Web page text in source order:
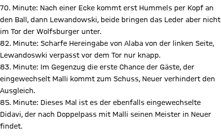
70. Minute: Nach einer Ecke kommt erst Hummels per Kopf an
den Ball, dann Lewandowski, beide bringen das Leder aber nicht
im Tor der Wolfsburger unter.
82. Minute: Scharfe Hereingabe von Alaba von der linken Seite,
Lewandoswki verpasst vor dem Tor nur knapp.
83. Minute: Im Gegenzug die erste Chance der Gäste, der
eingewechselt Malli kommt zum Schuss, Neuer verhindert den
Ausgleich.
85. Minute: Dieses Mal ist es der ebenfalls eingewechselte
Didavi, der nach Doppelpass mit Malli seinen Meister in Neuer
findet.